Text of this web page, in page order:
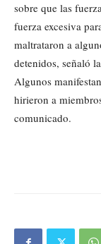
sobre que las
fuerza excesiva
maltrataron a
detenidos, señaló
Algunos
hirieron a
comunicado.